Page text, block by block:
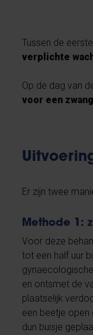
Tussen de
verplichte
Op de dag van
voor een
Er zijn twee
Methode 1:
Voor deze
tot een half uur
en ontsmet de
plaatselijk
een beetje
dun buisje